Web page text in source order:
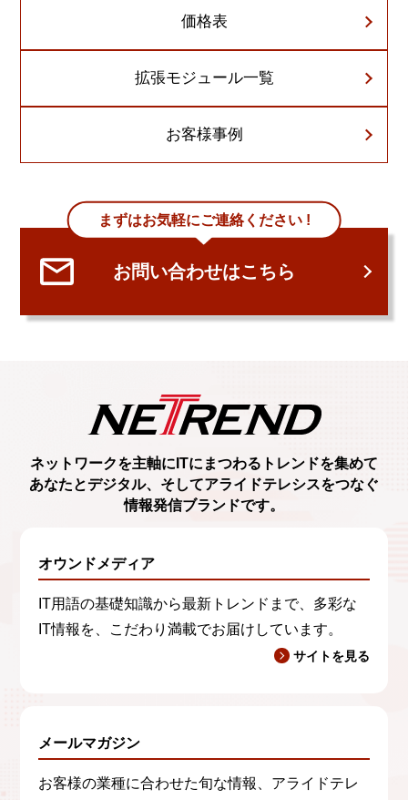
価格表
拡張モジュール一覧
お客様事例
まずはお気軽にご連絡ください !
お問い合わせはこちら
ネットワークを主軸に ITにまつわるトレンドを集めて
あなたとデジタル、 そしてアライドテレシスをつなぐ
情報発信ブランドです。
オウンドメディア
IT用語の基礎知識から最新トレンドまで、多彩な
IT情報を、こだわり満載でお届けしています。
サイトを見る
メールマガジン
お客様の業種に合わせた旬な情報、アライドテレ